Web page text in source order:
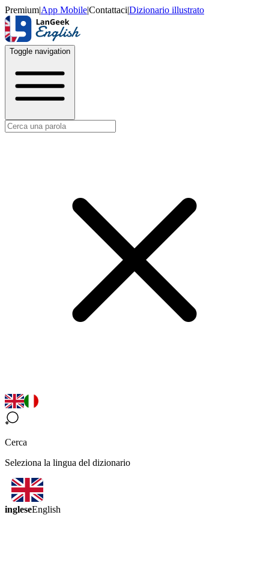
Premium|App Mobile|Contattaci|Dizionario illustrato
Toggle navigation
Cerca
Seleziona la lingua del dizionario
ingleseEnglish